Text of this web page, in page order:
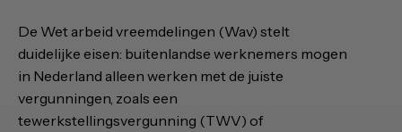
De Wet arbeid vreemdelingen (Wav) stelt
duidelijke eisen: buitenlandse werknemers mogen
in Nederland alleen werken met de juiste
vergunningen, zoals een
tewerkstellingsvergunning (TWV) of